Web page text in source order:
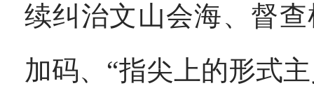
续纠治文山会海、督
加码、“指尖上的形式